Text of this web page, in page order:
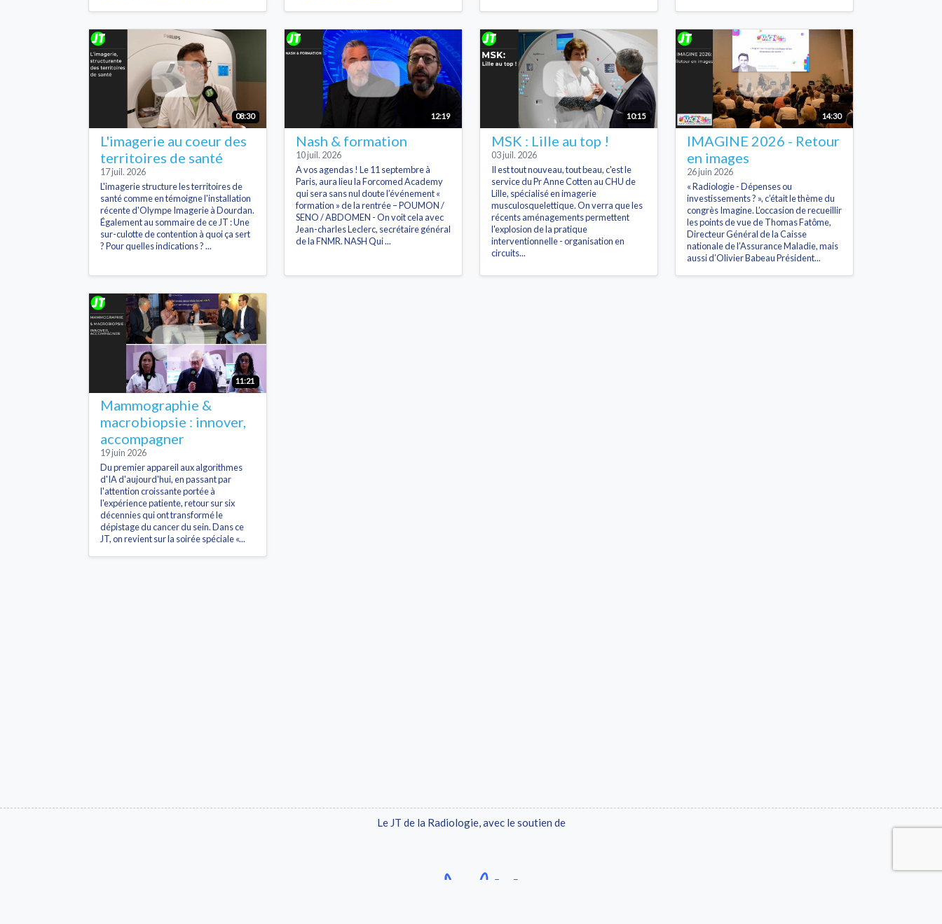
08:30
L'imagerie au coeur des
territoires de santé
17 juil. 2026
L'imagerie structure les territoires de
santé comme en témoigne l'installation
récente d'Olympe Imagerie à Dourdan.
Également au sommaire de ce JT : Une
sur-culotte de contention à quoi ça sert
? Pour quelles indications ? ...
12:19
Nash & formation
10 juil. 2026
A vos agendas ! Le 11 septembre à
Paris, aura lieu la Forcomed Academy
qui sera sans nul doute l’événement «
formation » de la rentrée – POUMON /
SENO / ABDOMEN - On voit cela avec
Jean-charles Leclerc, secrétaire général
de la FNMR. NASH Qui ...
10:15
MSK : Lille au top !
03 juil. 2026
Il est tout nouveau, tout beau, c'est le
service du Pr Anne Cotten au CHU de
Lille, spécialisé en imagerie
musculosquelettique. On verra que les
récents aménagements permettent
l'explosion de la pratique
interventionnelle - organisation en
circuits...
14:30
IMAGINE 2026 - Retour
en images
26 juin 2026
« Radiologie - Dépenses ou
investissements ? », c’était le thème du
congrès Imagine. L’occasion de recueillir
les points de vue de Thomas Fatôme,
Directeur Général de la Caisse
nationale de l’Assurance Maladie, mais
aussi d’Olivier Babeau Président...
11:21
Mammographie &
macrobiopsie : innover,
accompagner
19 juin 2026
Du premier appareil aux algorithmes
d'IA d'aujourd'hui, en passant par
l'attention croissante portée à
l'expérience patiente, retour sur six
décennies qui ont transformé le
dépistage du cancer du sein. Dans ce
JT, on revient sur la soirée spéciale «...
Le JT de la Radiologie, avec le soutien de